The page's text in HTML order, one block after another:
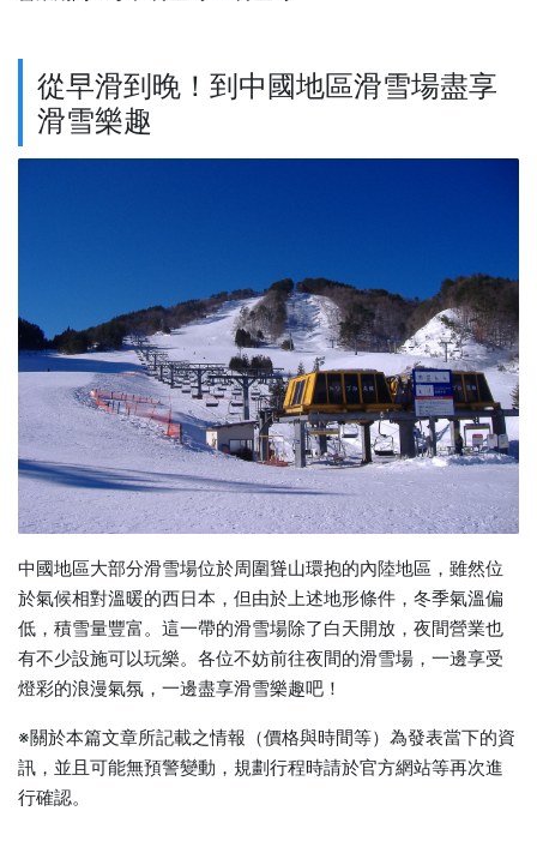
從早滑到晚！到中國地區滑雪場盡享
滑雪樂趣
中國地區大部分滑雪場位於周圍聳山環抱的內陸地區，雖然位
於氣候相對溫暖的西日本，但由於上述地形條件，冬季氣溫偏
低，積雪量豐富。這一帶的滑雪場除了白天開放，夜間營業也
有不少設施可以玩樂。各位不妨前往夜間的滑雪場，一邊享受
燈彩的浪漫氣氛，一邊盡享滑雪樂趣吧！
※關於本篇文章所記載之情報（價格與時間等）為發表當下的資
訊，並且可能無預警變動，規劃行程時請於官方網站等再次進
行確認。